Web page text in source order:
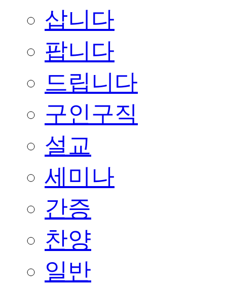
삽니다
팝니다
드립니다
구인구직
설교
세미나
간증
찬양
일반